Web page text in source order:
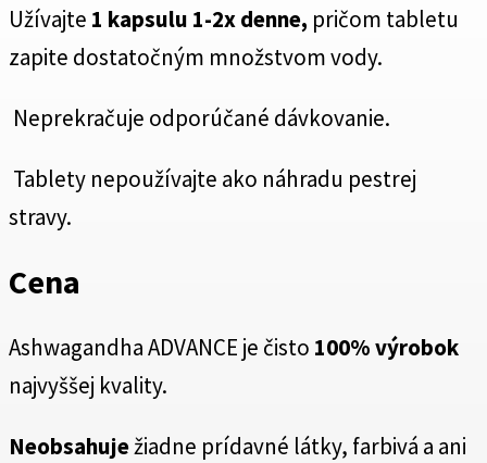
Užívajte 1 kapsulu 1-2x denne, pričom tabletu
zapite dostatočným množstvom vody.
Neprekračuje odporúčané dávkovanie.
Tablety nepoužívajte ako náhradu pestrej
stravy.
Cena
Ashwagandha ADVANCE je čisto 100% výrobok
najvyššej kvality.
Neobsahuježiadne prídavné látky, farbivá a ani